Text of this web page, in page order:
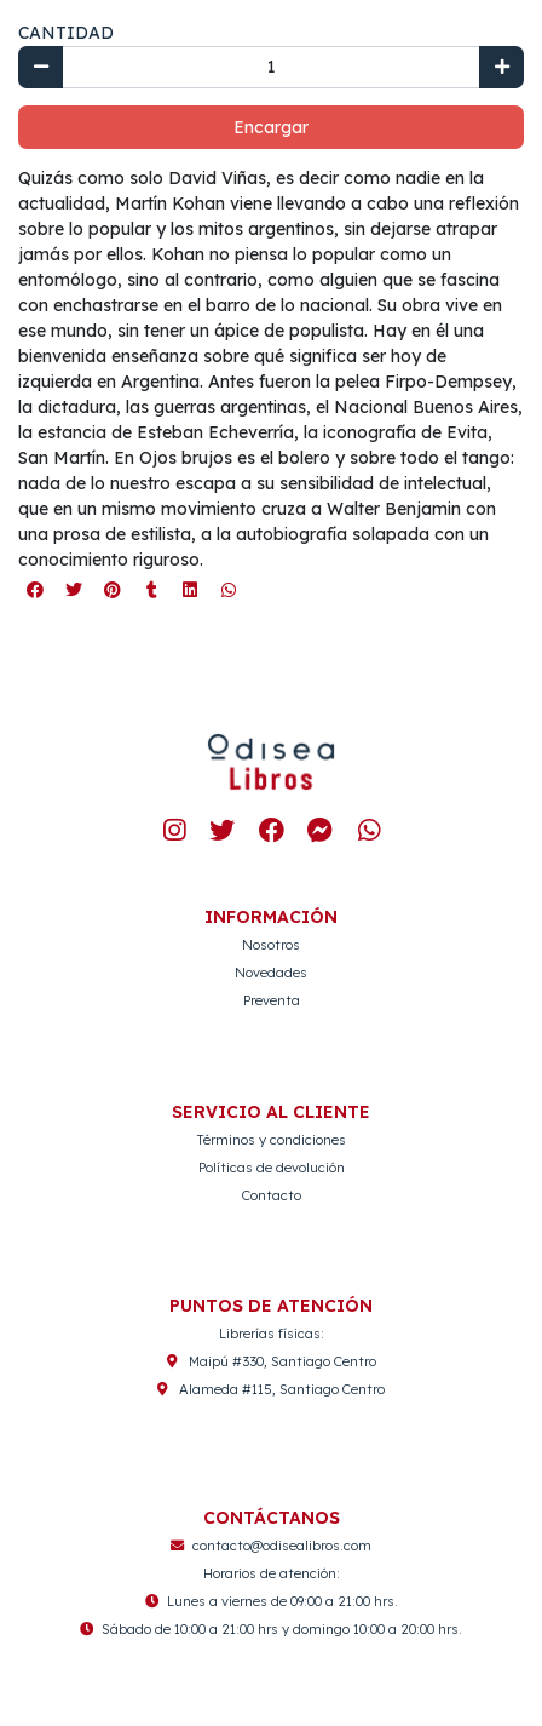
CANTIDAD
Encargar
Quizás como solo David Viñas, es decir como nadie en la
actualidad, Martín Kohan viene llevando a cabo una reflexión
sobre lo popular y los mitos argentinos, sin dejarse atrapar
jamás por ellos. Kohan no piensa lo popular como un
entomólogo, sino al contrario, como alguien que se fascina
con enchastrarse en el barro de lo nacional. Su obra vive en
ese mundo, sin tener un ápice de populista. Hay en él una
bienvenida enseñanza sobre qué significa ser hoy de
izquierda en Argentina. Antes fueron la pelea Firpo-Dempsey,
la dictadura, las guerras argentinas, el Nacional Buenos Aires,
la estancia de Esteban Echeverría, la iconografía de Evita,
San Martín. En Ojos brujos es el bolero y sobre todo el tango:
nada de lo nuestro escapa a su sensibilidad de intelectual,
que en un mismo movimiento cruza a Walter Benjamin con
una prosa de estilista, a la autobiografía solapada con un
conocimiento riguroso.
INFORMACIÓN
Nosotros
Novedades
Preventa
SERVICIO AL CLIENTE
Términos y condiciones
Políticas de devolución
Contacto
PUNTOS DE ATENCIÓN
Librerías físicas:
Maipú #330, Santiago Centro
Alameda #115, Santiago Centro
CONTÁCTANOS
contacto@odisealibros.com
Horarios de atención:
Lunes a viernes de 09:00 a 21:00 hrs.
Sábado de 10:00 a 21:00 hrs y domingo 10:00 a 20:00 hrs.